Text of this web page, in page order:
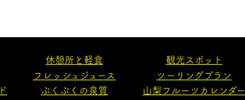
休憩所と軽食
フレッシュジュース
ぷくぷくの泉質
観光スポット
ツーリングプラン
山梨フルーツカレンダー